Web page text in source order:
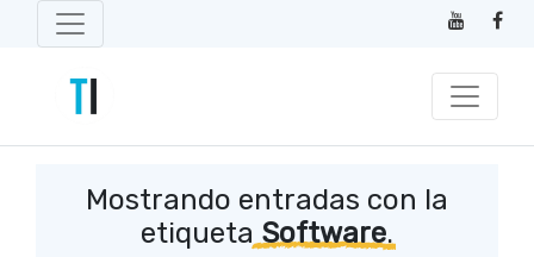
Mostrando entradas con la
etiquetaSoftware.